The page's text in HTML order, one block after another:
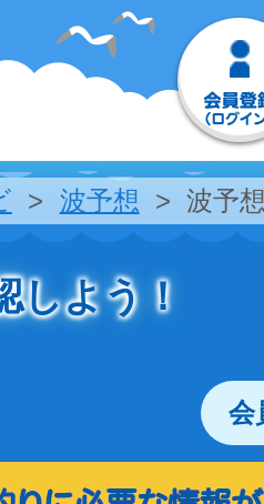
波予想 波予
しよう！
会